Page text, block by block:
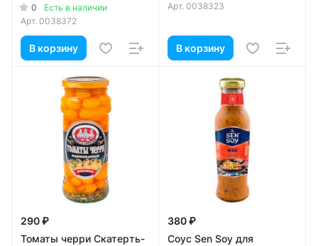
0
Есть в наличии
Арт. 0038372
В корзину
Арт. 0038323
В корзину
290 ₽
Томаты черри Скатерть-
380 ₽
Соус Sen Soy для